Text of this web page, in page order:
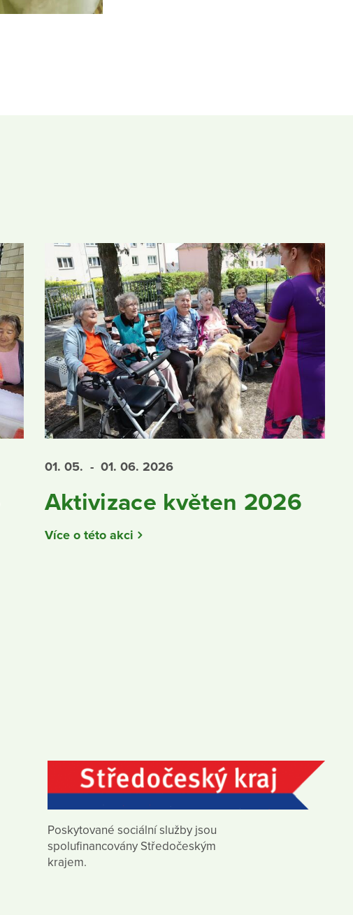
01. 05. - 01. 06. 2026
Aktivizace květen 2026
Více o této akci
Poskytované sociální služby jsou
spolufinancovány Středočeským
krajem.